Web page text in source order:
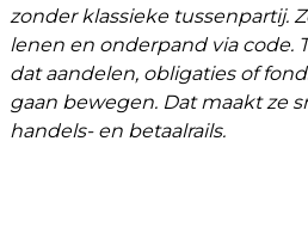
zonder klassieke tussenpartij.
lenen en onderpand via code.
dat aandelen, obligaties of
gaan bewegen. Dat maakt ze
handels- en betaalrails.